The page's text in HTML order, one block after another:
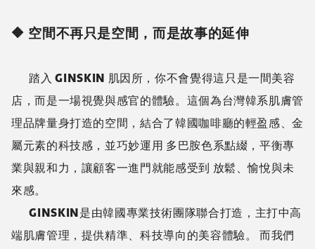
🔶 空間不再只是空間，而是故事的延伸
踏入 GINSKIN 肌因所，你不會覺得這只是一間美容
店，而是一場視覺與感官的體驗。這個為台灣韓系肌膚管
理品牌量身打造的空間，結合了韓國咖啡廳的輕盈感、金
屬元素的科技感，並巧妙運用 多巴胺色系點綴，平衡專
業與親和力，讓顧客一進門就能感受到 放鬆、愉悅與未
來感。
GINSKIN是由韓國專業技術團隊聯合打造，主打中高
端肌膚管理，提供精準、科技導向的美容體驗。 而我們